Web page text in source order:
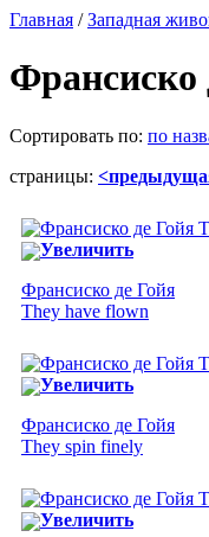
Главная /Западная
Франсиско
Сортировать по: по
страницы:
Увеличить
Франсиско де Гойя
They have flown
Увеличить
Франсиско де Гойя
They spin finely
Увеличить